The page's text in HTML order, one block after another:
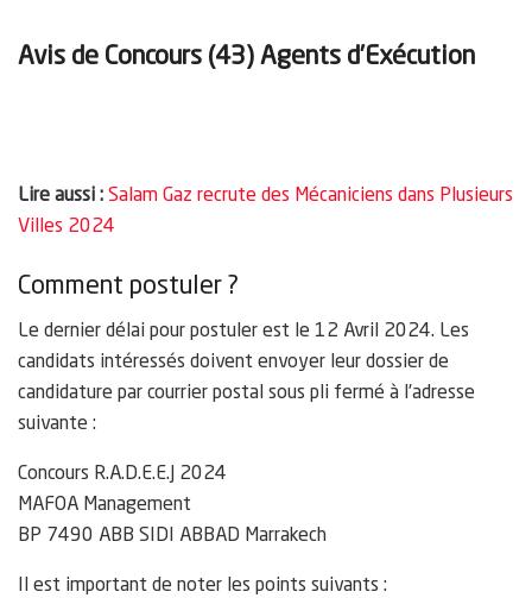
Avis de Concours (43) Agents d’Exécution
Lire aussi : Salam Gaz recrute des Mécaniciens dans Plusieurs
Villes 2024
Comment postuler ?
Le dernier délai pour postuler est le 12 Avril 2024. Les
candidats intéressés doivent envoyer leur dossier de
candidature par courrier postal sous pli fermé à l’adresse
suivante :
Concours R.A.D.E.E.J 2024
MAFOA Management
BP 7490 ABB SIDI ABBAD Marrakech
Il est important de noter les points suivants :